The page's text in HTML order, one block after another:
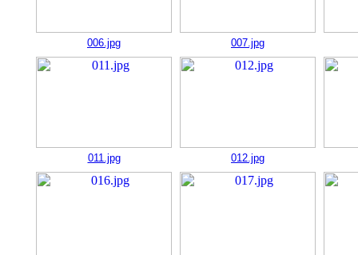
006.jpg 007.jpg
011.jpg 012.jpg